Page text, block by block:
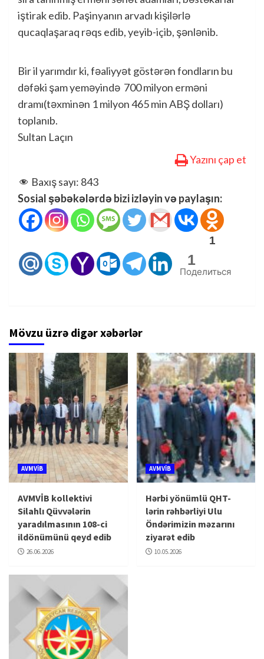
iştirak edib. Paşinyanın arvadı kişilərlə
qucaqlaşaraq rəqs edib, yeyib-içib, şənlənib.
Bir il yarımdır ki, fəaliyyət göstərən fondların bu
dəfəki şam yeməyində 700 milyon erməni
dramı(təxminən 1 milyon 465 min ABŞ dolları)
toplanıb.
Sultan Laçın
Yazını çap et
Baxış sayı: 843
Sosial şəbəkələrdə bizi izləyin və paylaşın:
1
1
Поделиться
Mövzu üzrə digər xəbərlər
AVMVİB
AVMVİB kollektivi
Silahlı Qüvvələrin
yaradılmasının 108-ci
ildönümünü qeyd edib
26.06.2026
AVMVİB
Hərbi yönümlü QHT-
lərin rəhbərliyi Ulu
Öndərimizin məzarını
ziyarət edib
10.05.2026